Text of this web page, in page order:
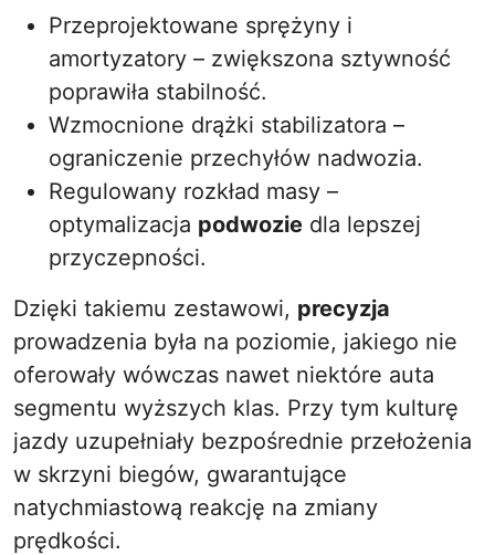
Przeprojektowane sprężyny i
amortyzatory – zwiększona sztywność
poprawiła stabilność.
Wzmocnione drążki stabilizatora –
ograniczenie przechyłów nadwozia.
Regulowany rozkład masy –
optymalizacja podwozie dla lepszej
przyczepności.
Dzięki takiemu zestawowi, precyzja
prowadzenia była na poziomie, jakiego nie
oferowały wówczas nawet niektóre auta
segmentu wyższych klas. Przy tym kulturę
jazdy uzupełniały bezpośrednie przełożenia
w skrzyni biegów, gwarantujące
natychmiastową reakcję na zmiany
prędkości.